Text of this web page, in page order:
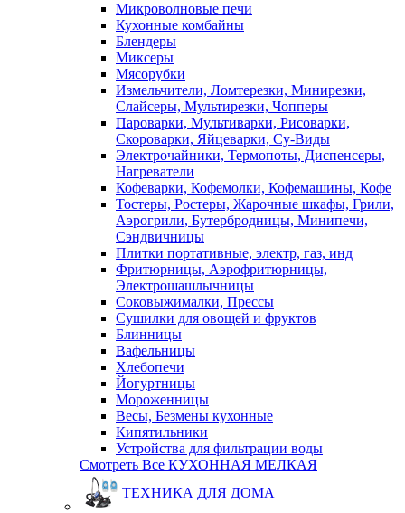
Микроволновые печи
Кухонные комбайны
Блендеры
Миксеры
Мясорубки
Измельчители, Ломтерезки, Минирезки,
Слайсеры, Мультирезки, Чопперы
Пароварки, Мультиварки, Рисоварки,
Скороварки, Яйцеварки, Су-Виды
Электрочайники, Термопоты, Диспенсеры,
Нагреватели
Кофеварки, Кофемолки, Кофемашины, Кофе
Тостеры, Ростеры, Жарочные шкафы, Грили,
Аэрогрили, Бутербродницы, Минипечи,
Сэндвичницы
Плитки портативные, электр, газ, инд
Фритюрницы, Аэрофритюрницы,
Электрошашлычницы
Соковыжималки, Прессы
Сушилки для овощей и фруктов
Блинницы
Вафельницы
Хлебопечи
Йогуртницы
Мороженницы
Весы, Безмены кухонные
Кипятильники
Устройства для фильтрации воды
Смотреть Все КУХОННАЯ МЕЛКАЯ
ТЕХНИКА ДЛЯ ДОМА